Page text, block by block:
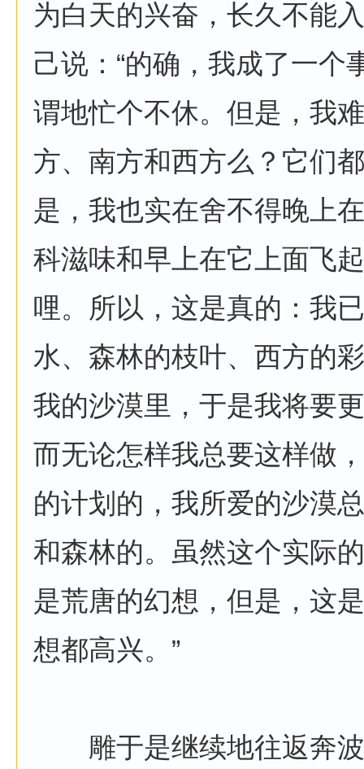
为白天的兴奋，长久不能
己说：“的确，我成了一个
谓地忙个不休。但是，我
方、南方和西方么？它们
是，我也实在舍不得晚上
科滋味和早上在它上面飞
哩。所以，这是真的：我
水、森林的枝叶、西方的
我的沙漠里，于是我将要
而无论怎样我总要这样做
的计划的，我所爱的沙漠
和森林的。虽然这个实际
是荒唐的幻想，但是，这
想都高兴。”
雕于是继续地往返奔波